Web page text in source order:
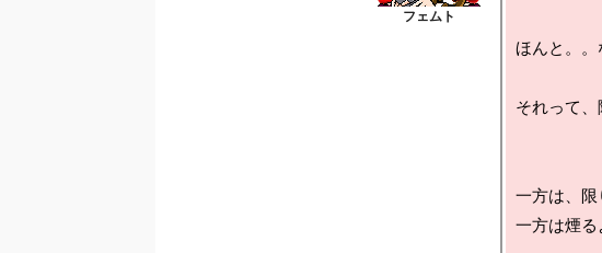
ほんと。
それって
一方は、限
一方は煙る